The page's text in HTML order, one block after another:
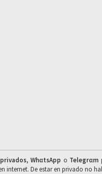
,WhαtsApp o Telegrαm
internet. De estar en privado no